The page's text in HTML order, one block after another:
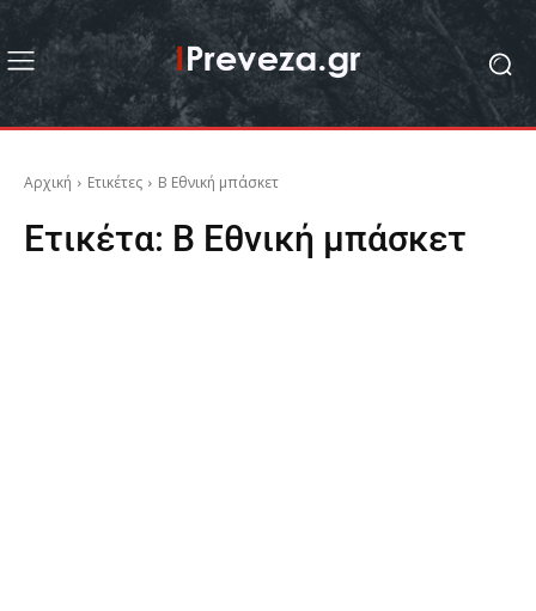
Αρχική Ετικέτες Β Εθνική μπάσκετ
Ετικέτα: Β Εθνική μπάσκετ